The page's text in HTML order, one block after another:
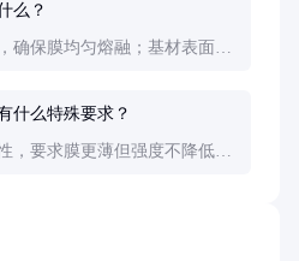
么？
确保膜均匀熔融；基材表面需
什么特殊要求？
，要求膜更薄但强度不降低，